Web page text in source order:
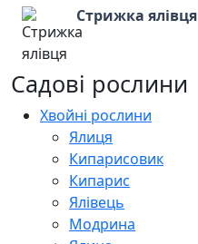
Стрижка ялівця
Садові рослини
Хвойні рослини
Ялиця
Кипарисовик
Кипарис
Ялівець
Модрина